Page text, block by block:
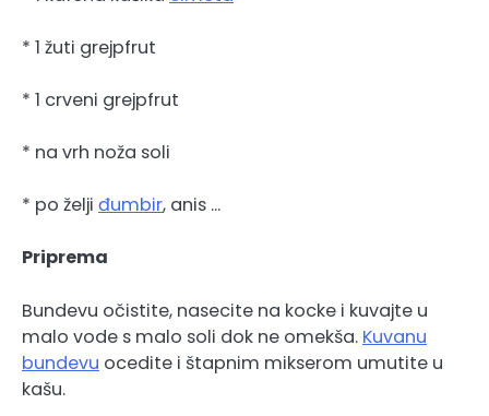
* 1 žuti grejpfrut
* 1 crveni grejpfrut
* na vrh noža soli
* po želji đumbir, anis …
Priprema
Bundevu očistite, nasecite na kocke i kuvajte u
malo vode s malo soli dok ne omekša. Kuvanu
bundevu ocedite i štapnim mikserom umutite u
kašu.